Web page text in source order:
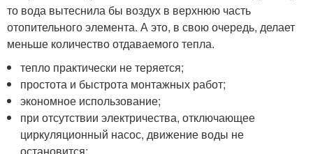
то вода вытеснила бы воздух в верхнюю часть
отопительного элемента. А это, в свою очередь, делает
меньше количество отдаваемого тепла.
тепло практически не теряется;
простота и быстрота монтажных работ;
экономное использование;
при отсутствии электричества, отключающее
циркуляционный насос, движение воды не